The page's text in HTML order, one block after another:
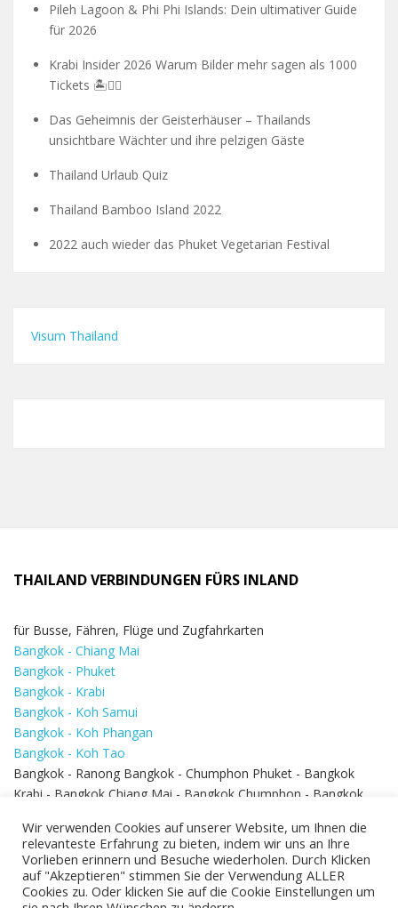
Pileh Lagoon & Phi Phi Islands: Dein ultimativer Guide
für 2026
Krabi Insider 2026 Warum Bilder mehr sagen als 1000
Tickets 🏝️🧗‍♂️
Das Geheimnis der Geisterhäuser – Thailands
unsichtbare Wächter und ihre pelzigen Gäste
Thailand Urlaub Quiz
Thailand Bamboo Island 2022
2022 auch wieder das Phuket Vegetarian Festival
Visum Thailand
THAILAND VERBINDUNGEN FÜRS INLAND
für Busse, Fähren, Flüge und Zugfahrkarten
Bangkok - Chiang Mai
Bangkok - Phuket
Bangkok - Krabi
Bangkok - Koh Samui
Bangkok - Koh Phangan
Bangkok - Koh Tao
Bangkok - Ranong Bangkok - Chumphon Phuket - Bangkok
Krabi - Bangkok Chiang Mai - Bangkok Chumphon - Bangkok
Bangkok - Hua Hin
Wir verwenden Cookies auf unserer Website, um Ihnen die
relevanteste Erfahrung zu bieten, indem wir uns an Ihre
Vorlieben erinnern und Besuche wiederholen. Durch Klicken
auf "Akzeptieren" stimmen Sie der Verwendung ALLER
Cookies zu. Oder klicken Sie auf die Cookie Einstellungen um